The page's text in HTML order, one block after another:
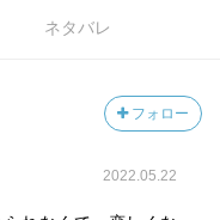
ネタバレ
フォロー
2022.05.22